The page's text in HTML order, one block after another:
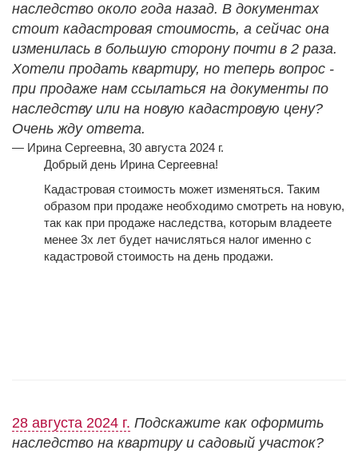
наследство около года назад. В документах
стоит кадастровая стоимость, а сейчас она
изменилась в большую сторону почти в 2 раза.
Хотели продать квартиру, но теперь вопрос -
при продаже нам ссылаться на документы по
наследству или на новую кадастровую цену?
Очень жду ответа.
— Ирина Сергеевна, 30 августа 2024 г.
Добрый день Ирина Сергеевна!
Кадастровая стоимость может изменяться. Таким
образом при продаже необходимо смотреть на новую,
так как при продаже наследства, которым владеете
менее 3х лет будет начисляться налог именно с
кадастровой стоимость на день продажи.
28 августа 2024 г. Подскажите как оформить
наследство на квартиру и садовый участок?